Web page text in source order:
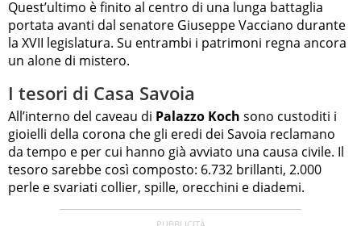
Quest’ultimo è finito al centro di una lunga battaglia
portata avanti dal senatore Giuseppe Vacciano durante
la XVII legislatura. Su entrambi i patrimoni regna ancora
un alone di mistero.
I tesori di Casa Savoia
All’interno del caveau di Palazzo Koch sono custoditi i
gioielli della corona che gli eredi dei Savoia reclamano
da tempo e per cui hanno già avviato una causa civile. Il
tesoro sarebbe così composto: 6.732 brillanti, 2.000
perle e svariati collier, spille, orecchini e diademi.